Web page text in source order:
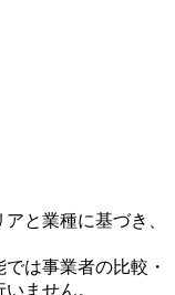
と業種に基づき、
は事業者の比較・
ません。